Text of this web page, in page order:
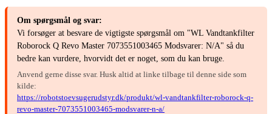
Om spørgsmål og svar:
Vi forsøger at besvare de vigtigste spørgsmål om "WL Vandtankfilter
Roborock Q Revo Master 7073551003465 Modsvarer: N/A" så du
bedre kan vurdere, hvorvidt det er noget, som du kan bruge.
Anvend gerne disse svar. Husk altid at linke tilbage til denne side som
kilde:
https://robotstoevsugerudstyr.dk/produkt/wl-vandtankfilter-roborock-q-
revo-master-7073551003465-modsvarer-n-a/